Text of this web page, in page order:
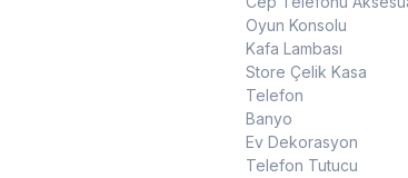
Oyun Konsolu
Kafa Lambası
Store Çelik Kasa
Telefon
Banyo
Ev Dekorasyon
Telefon Tutucu